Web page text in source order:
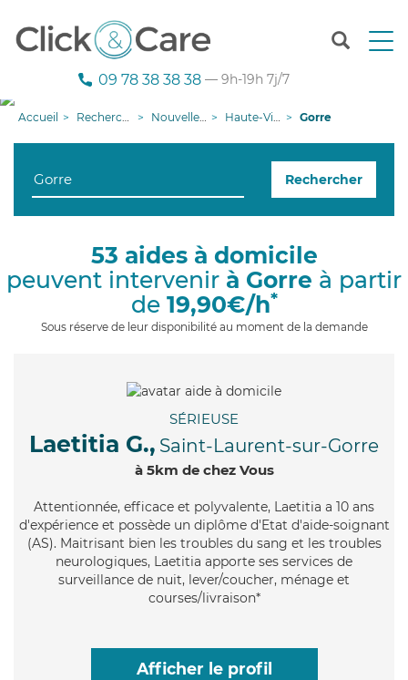
T
n
g
i
09 78 38 38 38 — 9h-19h 7j/7
Accueil Recherche aide à domicile Nouvelle-Aquitaine Haute-Vienne Gorre
Rechercher
53 aides à domicile
peuvent intervenir à Gorre à partir
de 19,90€/h*
Sous réserve de leur disponibilité au moment de la demande
SÉRIEUSE
Laetitia G., Saint-Laurent-sur-Gorre
à 5km de chez Vous
Attentionnée, efficace et polyvalente, Laetitia a 10 ans
d'expérience et possède un diplôme d'Etat d'aide-soignant
(AS). Maitrisant bien les troubles du sang et les troubles
neurologiques, Laetitia apporte ses services de
surveillance de nuit, lever/coucher, ménage et
courses/livraison*
Afficher le profil